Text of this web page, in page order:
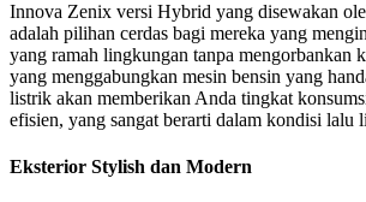
Innova Zenix versi Hybrid yang disewakan
adalah pilihan cerdas bagi mereka yang
yang ramah lingkungan tanpa mengorbankan
yang menggabungkan mesin bensin yang
listrik akan memberikan Anda tingkat
efisien, yang sangat berarti dalam kondisi lalu
Eksterior Stylish dan Modern